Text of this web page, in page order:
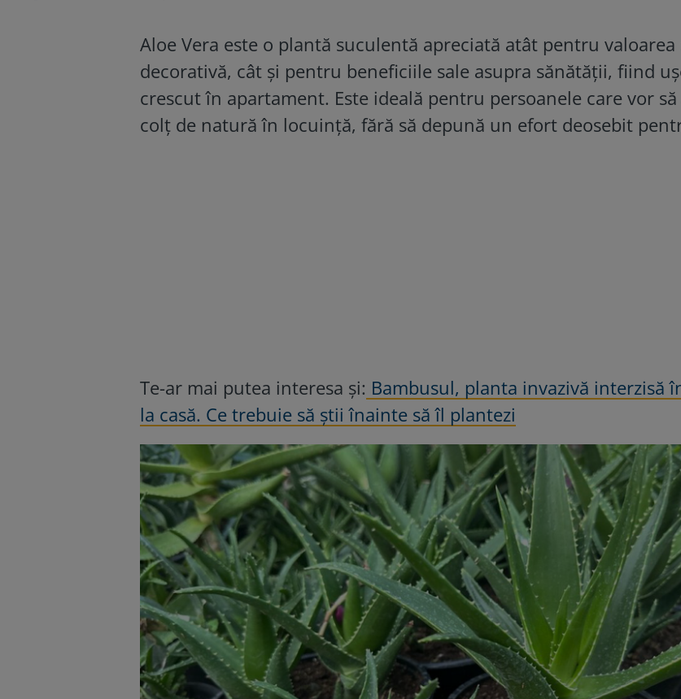
Aloe Vera este o plantă suculentă apreciată atât pentru valoarea
decorativă, cât și pentru beneficiile sale asupra sănătății, fiind
crescut în apartament. Este ideală pentru persoanele care vor
colț de natură în locuință, fără să depună un efort deosebit
Te-ar mai putea interesa și: Bambusul, planta invazivă interzisă
la casă. Ce trebuie să știi înainte să îl plantezi